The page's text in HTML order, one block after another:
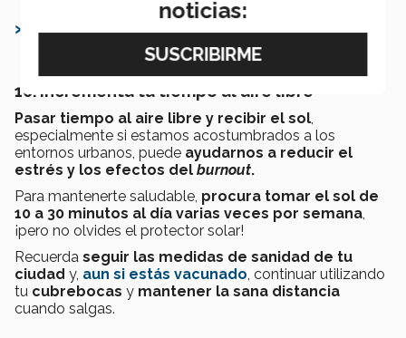
> Regresa al listado inicial
10. Incrementa tu tiempo al aire libre
Pasar tiempo al aire libre y recibir el sol,
especialmente si estamos acostumbrados a los
entornos urbanos, puede ayudarnos a reducir el
estrés y los efectos del burnout.
Para mantenerte saludable, procura tomar el sol de
10 a 30 minutos al día varias veces por semana,
¡pero no olvides el protector solar!
Recuerda seguir las medidas de sanidad de tu
ciudad y, aun si estás vacunado, continuar utilizando
tu cubrebocas y mantener la sana distancia
cuando salgas.
noticias: